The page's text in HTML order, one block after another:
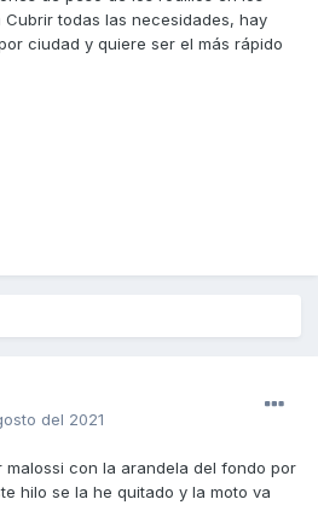
todas las necesidades, hay
ciudad y quiere ser el más rápido
del 2021
malossi con la arandela del fondo por
hilo se la he quitado y la moto va